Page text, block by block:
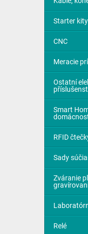
Starter kity
CNC
Meracie
Ostatní
Smart
RFID
Sady
Zváranie
Relé